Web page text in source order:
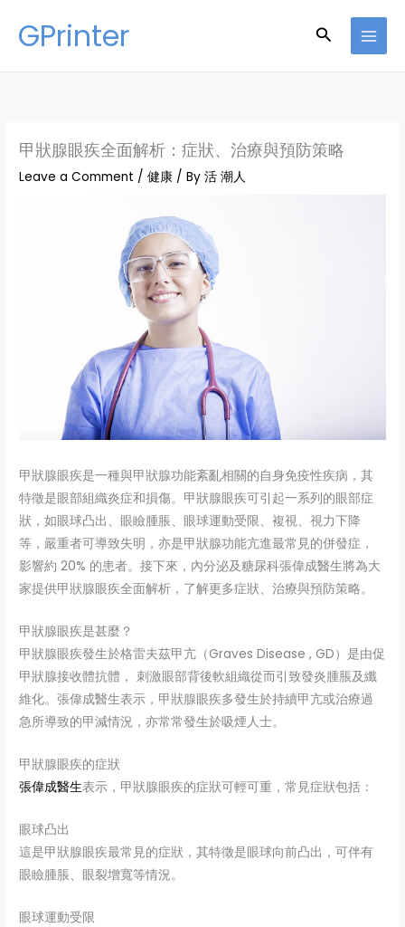
GPrinter Search
甲狀腺眼疾全面解析：症狀、治療與預防策略
Leave a Comment /健康 / By活 潮人
甲狀腺眼疾是一種與甲狀腺功能紊亂相關的自身免疫性疾病，其
特徵是眼部組織炎症和損傷。甲狀腺眼疾可引起一系列的眼部症
狀，如眼球凸出、眼瞼腫脹、眼球運動受限、複視、視力下降
等，嚴重者可導致失明，亦是甲狀腺功能亢進最常見的併發症，
影響約 20% 的患者。接下來，內分泌及糖尿科張偉成醫生將為大
家提供甲狀腺眼疾全面解析，了解更多症狀、治療與預防策略。
甲狀腺眼疾是甚麼？
甲狀腺眼疾發生於格雷夫茲甲亢（Graves Disease , GD）是由促
甲狀腺接收體抗體， 刺激眼部背後軟組織從而引致發炎腫脹及纖
維化。張偉成醫生表示，甲狀腺眼疾多發生於持續甲亢或治療過
急所導致的甲減情況，亦常常發生於吸煙人士。
甲狀腺眼疾的症狀
張偉成醫生表示，甲狀腺眼疾的症狀可輕可重，常見症狀包括：
眼球凸出
這是甲狀腺眼疾最常見的症狀，其特徵是眼球向前凸出，可伴有
眼瞼腫脹、眼裂增寬等情況。
眼球運動受限